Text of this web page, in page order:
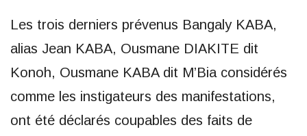
Les trois derniers prévenus Bangaly KABA,
alias Jean KABA, Ousmane DIAKITE dit
Konoh, Ousmane KABA dit M’Bia considérés
comme les instigateurs des manifestations,
ont été déclarés coupables des faits de